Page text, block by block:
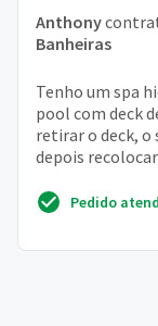
Anthony
Banheiras
Tenho um spa
pool com deck
retirar o deck, o
depois
Pedido